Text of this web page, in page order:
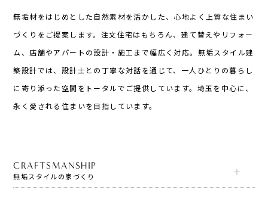
無垢材をはじめとした自然素材を活かした、心地よく上質な住まい
づくりをご提案します。注文住宅はもちろん、建て替えやリフォー
ム、店舗やアパートの設計・施工まで幅広く対応。無垢スタイル建
築設計では、設計士との丁寧な対話を通じて、一人ひとりの暮らし
に寄り添った空間をトータルでご提供しています。埼玉を中心に、
永く愛される住まいを目指しています。
CRAFTSMANSHIP
無垢スタイルの家づくり